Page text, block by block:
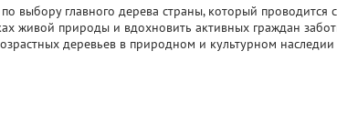
выбору главного дерева страны, который проводится
живой природы и вдохновить активных граждан
деревьев в природном и культурном наследии